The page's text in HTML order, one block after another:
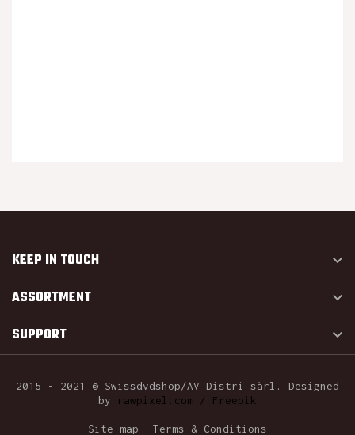
KEEP IN TOUCH 
ASSORTMENT 
SUPPORT 
2015 - 2021 © Swissdvdshop/AV Distri sàrl. Designed
by
rawpixel.com / Freepik
Site map Terms & Conditions